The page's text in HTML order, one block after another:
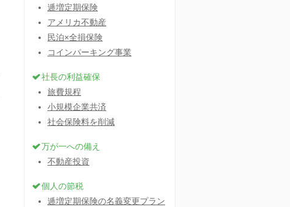
逓増定期保険
アメリカ不動産
民泊×全損保険
コインパーキング事業
社長の利益確保
旅費規程
小規模企業共済
社会保険料を削減
万が一への備え
不動産投資
個人の節税
逓増定期保険の名義変更プラン